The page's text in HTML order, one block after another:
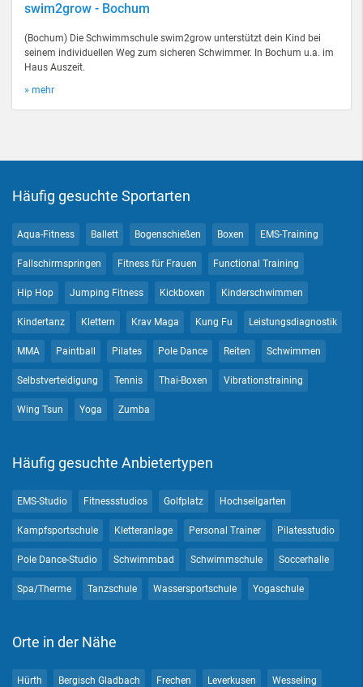
swim2grow - Bochum
(Bochum) Die Schwimmschule swim2grow unterstützt dein Kind bei
seinem individuellen Weg zum sicheren Schwimmer. In Bochum u.a. im
Haus Auszeit.
» mehr
Häufig gesuchte Sportarten
Aqua-Fitness Ballett Bogenschießen Boxen EMS-Training
Fallschirmspringen Fitness für Frauen Functional Training
Hip Hop Jumping Fitness Kickboxen Kinderschwimmen
Kindertanz Klettern Krav Maga Kung Fu Leistungsdiagnostik
MMA Paintball Pilates Pole Dance Reiten Schwimmen
Selbstverteidigung Tennis Thai-Boxen Vibrationstraining
Wing Tsun Yoga Zumba
Häufig gesuchte Anbietertypen
EMS-Studio Fitnessstudios Golfplatz Hochseilgarten
Kampfsportschule Kletteranlage Personal Trainer Pilatesstudio
Pole Dance-Studio Schwimmbad Schwimmschule Soccerhalle
Spa/Therme Tanzschule Wassersportschule Yogaschule
Orte in der Nähe
Hürth Bergisch Gladbach Frechen Leverkusen Wesseling